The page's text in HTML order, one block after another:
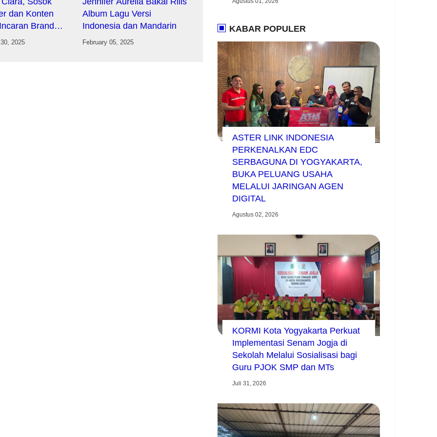
dan Konten
Brand
2025
Album Lagu Versi
Indonesia dan Mandarin
February 05, 2025
KABAR POPULER
ASTER LINK INDONESIA
PERKENALKAN EDC
SERBAGUNA DI YOGYAKARTA,
BUKA PELUANG USAHA
MELALUI JARINGAN AGEN
DIGITAL
Agustus 02, 2026
KORMI Kota Yogyakarta Perkuat
Implementasi Senam Jogja di
Sekolah Melalui Sosialisasi bagi
Guru PJOK SMP dan MTs
Juli 31, 2026